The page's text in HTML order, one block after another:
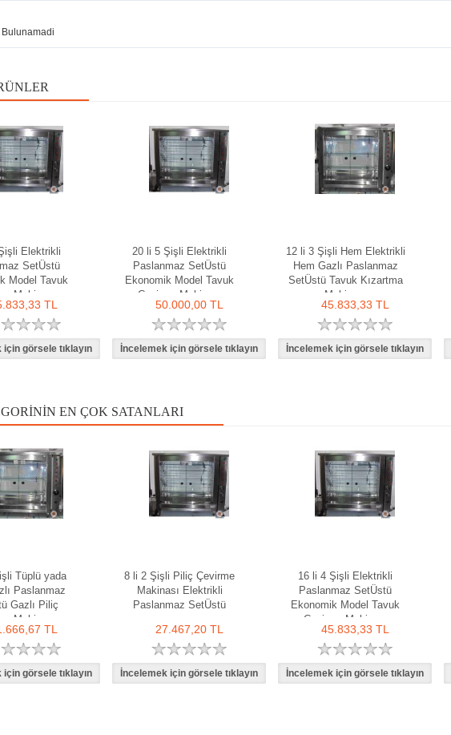
Bulunamadi
Elektrikli
SetÜstü
Model Tavuk
Makinası
TL
20 li 5 Şişli Elektrikli
Paslanmaz SetÜstü
Ekonomik Model Tavuk
Çevirme Makinası
50.000,00 TL
12 li 3 Şişli Hem Elektrikli
Hem Gazlı Paslanmaz
SetÜstü Tavuk Kızartma
Makinası
45.833,33 TL
EN ÇOK SATANLARI
Tüplü yada
Paslanmaz
Gazlı Piliç
Makinası
TL
8 li 2 Şişli Piliç Çevirme
Makinası Elektrikli
Paslanmaz SetÜstü
27.467,20 TL
16 li 4 Şişli Elektrikli
Paslanmaz SetÜstü
Ekonomik Model Tavuk
Çevirme Makinası
45.833,33 TL